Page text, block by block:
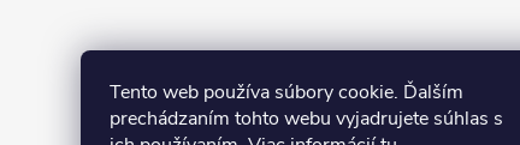
Tento web používa súbory cookie. Ďalším
prechádzaním tohto webu vyjadrujete súhlas s